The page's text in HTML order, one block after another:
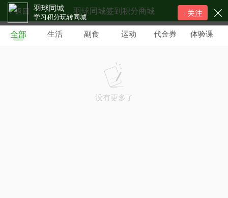
返回 羽球同城签到积分商城
全部 生活 副食 运动 代金券 体验课
没有更多了
羽球同城
学习积分玩转同城 +关注